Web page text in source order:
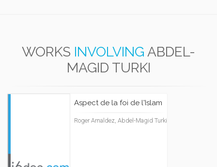
WORKS INVOLVING ABDEL-
MAGID TURKI
Aspect de la foi de l'Islam
Roger Arnaldez, Abdel-Magid Turki